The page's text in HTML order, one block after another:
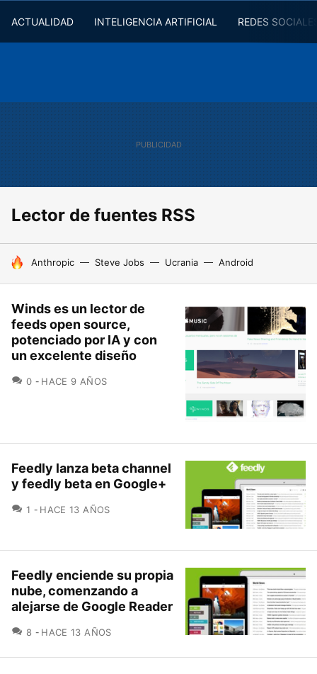
ACTUALIDAD INTELIGENCIA ARTIFICIAL REDES
Lector de fuentes RSS
HOY SE HABLA DE
Anthropic Steve Jobs Ucrania Android
Winds es un lector de
feeds open source,
potenciado por IA y con
un excelente diseño
0 COMENTARIOS
HACE 9 AÑOS
Feedly lanza beta channel
y feedly beta en Google+
1 COMENTARIOS
HACE 13 AÑOS
Feedly enciende su propia
nube, comenzando a
alejarse de Google Reader
8 COMENTARIOS
HACE 13 AÑOS